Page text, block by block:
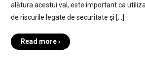
alătura acestui val, este important ca
de riscurile legate de securitate și […]
Read more ›